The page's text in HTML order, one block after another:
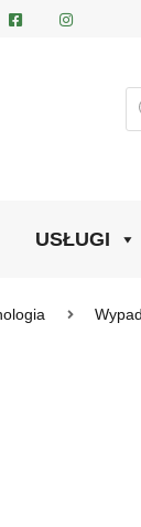
USŁUGI